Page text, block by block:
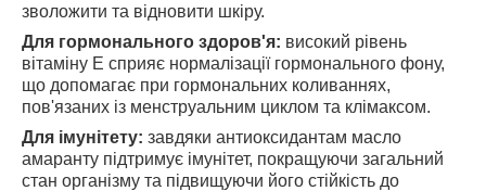
зволожити та відновити шкіру.
Для гормонального здоров'я: високий рівень
вітаміну Е сприяє нормалізації гормонального фону,
що допомагає при гормональних коливаннях,
пов'язаних із менструальним циклом та клімаксом.
Для імунітету: завдяки антиоксидантам масло
амаранту підтримує імунітет, покращуючи загальний
стан організму та підвищуючи його стійкість до